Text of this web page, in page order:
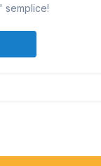
semplice!